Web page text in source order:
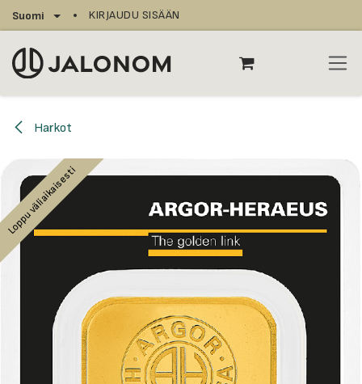
Siirry sisältöön
Suomi KIRJAUDU SISÄÄN
Harkot
Loppu väliaikaisesti